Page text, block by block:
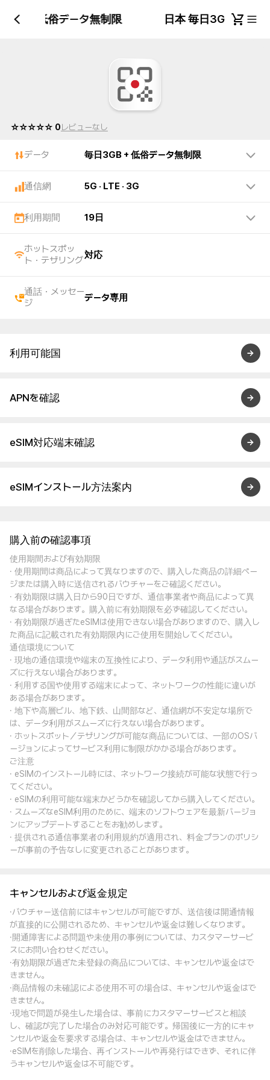
+ 低俗データ無制限 日本 毎日3GB + 低
☆☆☆☆☆ 0レビューなし
データ 毎日3GB + 低俗データ無制限
通信網 5G · LTE · 3G
利用期間 19日
ホットスポッ
ト・テザリング
対応
通話・メッセー
ジ
データ専用
利用可能国
APNを確認
eSIM対応端末確認
eSIMインストール方法案内
購入前の確認事項
使用期間および有効期限
· 使用期間は商品によって異なりますので、購入した商品の詳細ペー
ジまたは購入時に送信されるバウチャーをご確認ください。
· 有効期限は購入日から90日ですが、通信事業者や商品によって異
なる場合があります。購入前に有効期限を必ず確認してください。
· 有効期限が過ぎたeSIMは使用できない場合がありますので、購入し
た商品に記載された有効期限内にご使用を開始してください。
通信環境について
· 現地の通信環境や端末の互換性により、データ利用や通話がスムー
ズに行えない場合があります。
· 利用する国や使用する端末によって、ネットワークの性能に違いが
ある場合があります。
· 地下や高層ビル、地下鉄、山間部など、通信網が不安定な場所で
は、データ利用がスムーズに行えない場合があります。
· ホットスポット／テザリングが可能な商品については、一部のOSバ
ージョンによってサービス利用に制限がかかる場合があります。
ご注意
· eSIMのインストール時には、ネットワーク接続が可能な状態で行っ
てください。
· eSIMの利用可能な端末かどうかを確認してから購入してください。
· スムーズなeSIM利用のために、端末のソフトウェアを最新バージョ
ンにアップデートすることをお勧めします。
· 提供される通信事業者の利用規約が適用され、料金プランのポリシ
ーが事前の予告なしに変更されることがあります。
キャンセルおよび返金規定
·バウチャー送信前にはキャンセルが可能ですが、送信後は開通情報
が直接的に公開されるため、キャンセルや返金は難しくなります。
·開通障害による問題や未使用の事例については、カスタマーサービ
スにお問い合わせください。
·有効期限が過ぎた未登録の商品については、キャンセルや返金はで
きません。
·商品情報の未確認による使用不可の場合は、キャンセルや返金はで
きません。
·現地で問題が発生した場合は、事前にカスタマーサービスと相談
し、確認が完了した場合のみ対応可能です。帰国後に一方的にキャ
ンセルや返金を要求する場合は、キャンセルや返金はできません。
·eSIMを削除した場合、再インストールや再発行はできず、それに伴
うキャンセルや返金は不可能です。